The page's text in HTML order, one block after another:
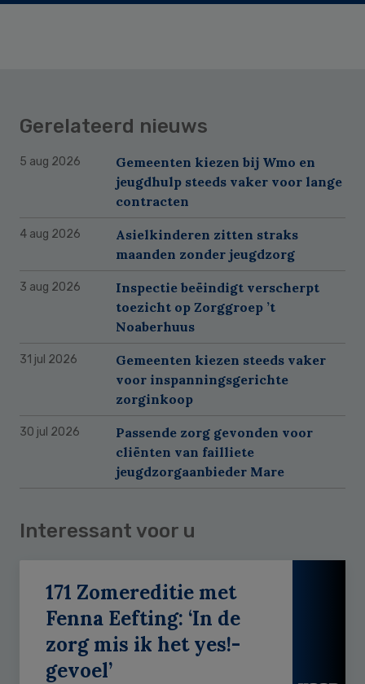
Gerelateerd nieuws
5 aug 2026
Gemeenten kiezen bij Wmo en
jeugdhulp steeds vaker voor lange
contracten
4 aug 2026
Asielkinderen zitten straks
maanden zonder jeugdzorg
3 aug 2026
Inspectie beëindigt verscherpt
toezicht op Zorggroep ’t
Noaberhuus
31 jul 2026
Gemeenten kiezen steeds vaker
voor inspanningsgerichte
zorginkoop
30 jul 2026
Passende zorg gevonden voor
cliënten van failliete
jeugdzorgaanbieder Mare
Interessant voor u
171 Zomereditie met
Fenna Eefting: ‘In de
zorg mis ik het yes!-
gevoel’